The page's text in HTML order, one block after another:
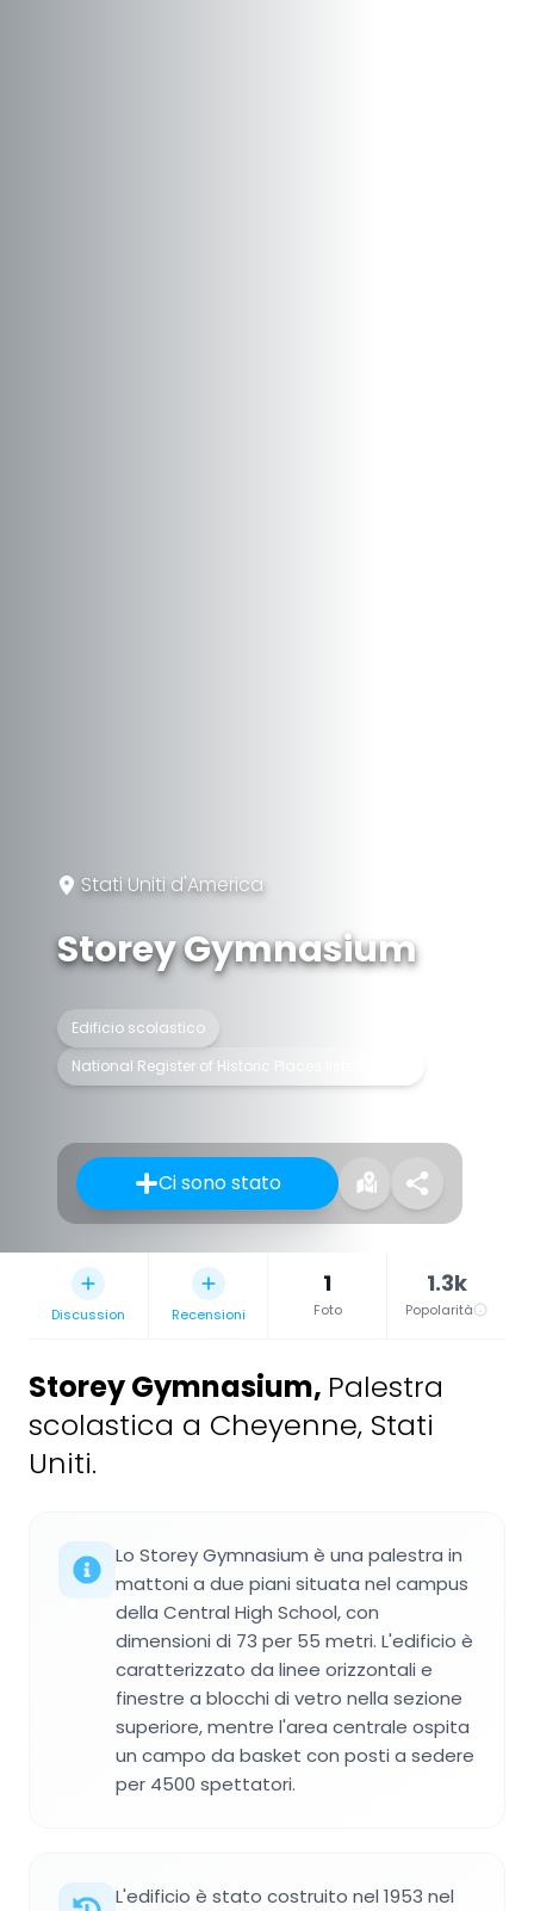
Stati Uniti d'America
Storey Gymnasium
Edificio scolastico
National Register of Historic Places listed place
Ci sono stato
Discussion Recensioni
1
Foto
1.3k
Popolarità
Storey Gymnasium, Palestra
scolastica a Cheyenne, Stati
Uniti.
Lo Storey Gymnasium è una palestra in
mattoni a due piani situata nel campus
della Central High School, con
dimensioni di 73 per 55 metri. L'edificio è
caratterizzato da linee orizzontali e
finestre a blocchi di vetro nella sezione
superiore, mentre l'area centrale ospita
un campo da basket con posti a sedere
per 4500 spettatori.
L'edificio è stato costruito nel 1953 nel